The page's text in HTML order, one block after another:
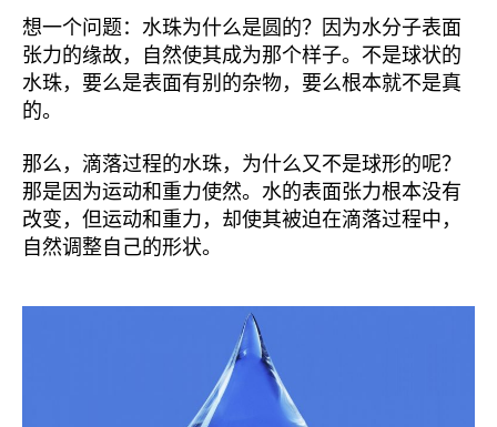
想一个问题：水珠为什么是圆的？因为水分子表面
张力的缘故，自然使其成为那个样子。不是球状的
水珠，要么是表面有别的杂物，要么根本就不是真
的。
那么，滴落过程的水珠，为什么又不是球形的呢？
那是因为运动和重力使然。水的表面张力根本没有
改变，但运动和重力，却使其被迫在滴落过程中，
自然调整自己的形状。